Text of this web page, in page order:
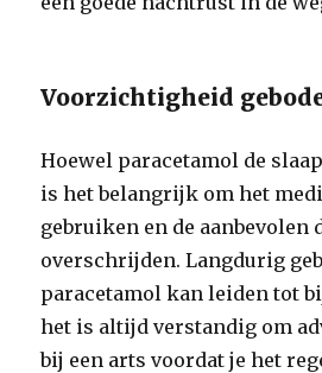
Voorzichtigheid
Hoewel paracetamol de
is het belangrijk om het
gebruiken en de aanbevolen
overschrijden. Langdurig
paracetamol kan leiden tot
het is altijd verstandig om
bij een arts voordat je het